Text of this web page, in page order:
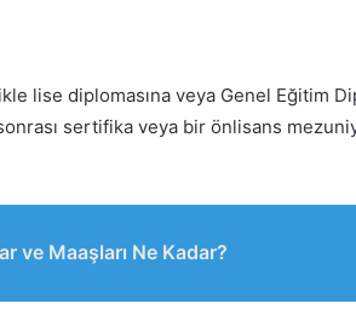
lise diplomasına veya Genel Eğitim
sertifika veya bir önlisans
ve Maaşları Ne Kadar?